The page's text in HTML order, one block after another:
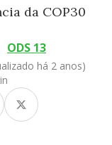
da COP30
ODS 13
há 2 anos)